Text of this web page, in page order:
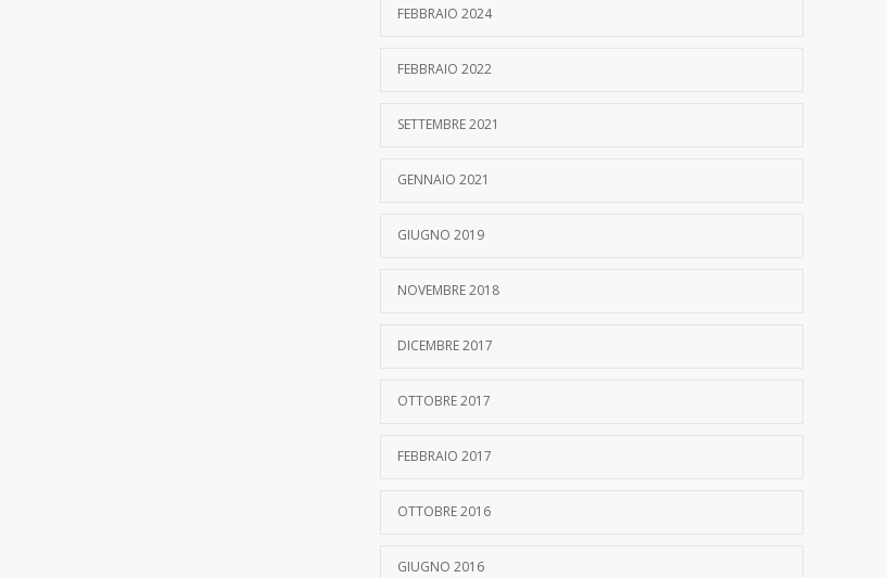
FEBBRAIO 2024
FEBBRAIO 2022
SETTEMBRE 2021
GENNAIO 2021
GIUGNO 2019
NOVEMBRE 2018
DICEMBRE 2017
OTTOBRE 2017
FEBBRAIO 2017
OTTOBRE 2016
GIUGNO 2016